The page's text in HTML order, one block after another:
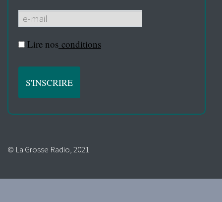
Lire nos conditions
© La Grosse Radio, 2021